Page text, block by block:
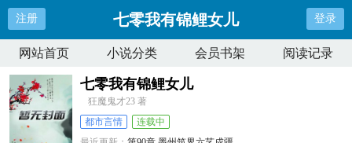
注册 七零我有锦鲤女儿 登录
网站首页 小说分类 会员书架 阅读记录
七零我有锦鲤女儿
狂魔鬼才23 著
都市言情
连载中